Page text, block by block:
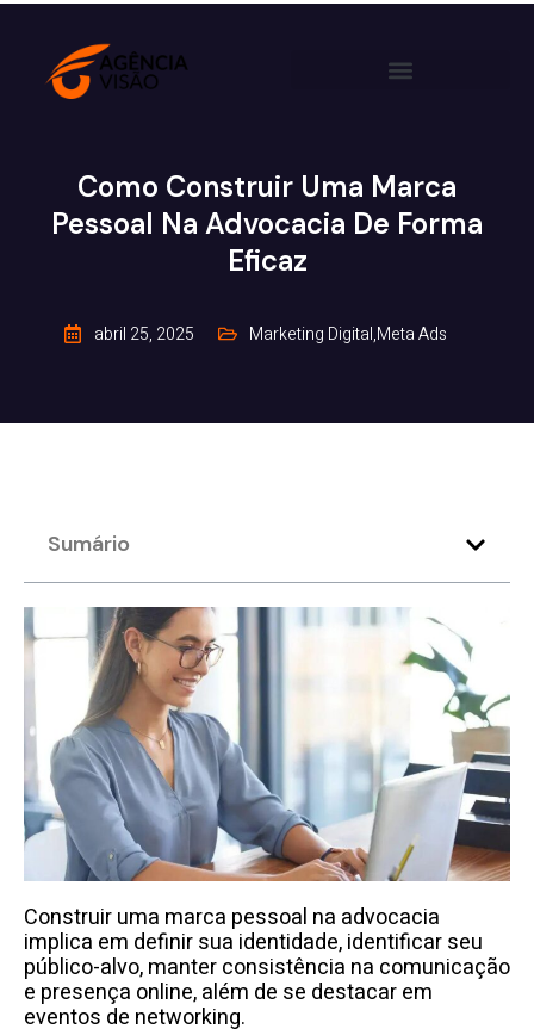
Como Construir Uma Marca
Pessoal Na Advocacia De Forma
Eficaz
abril 25, 2025 Marketing Digital,Meta Ads
Sumário
Construir uma marca pessoal na advocacia
implica em definir sua identidade, identificar seu
público-alvo, manter consistência na comunicação
e presença online, além de se destacar em
eventos de networking.